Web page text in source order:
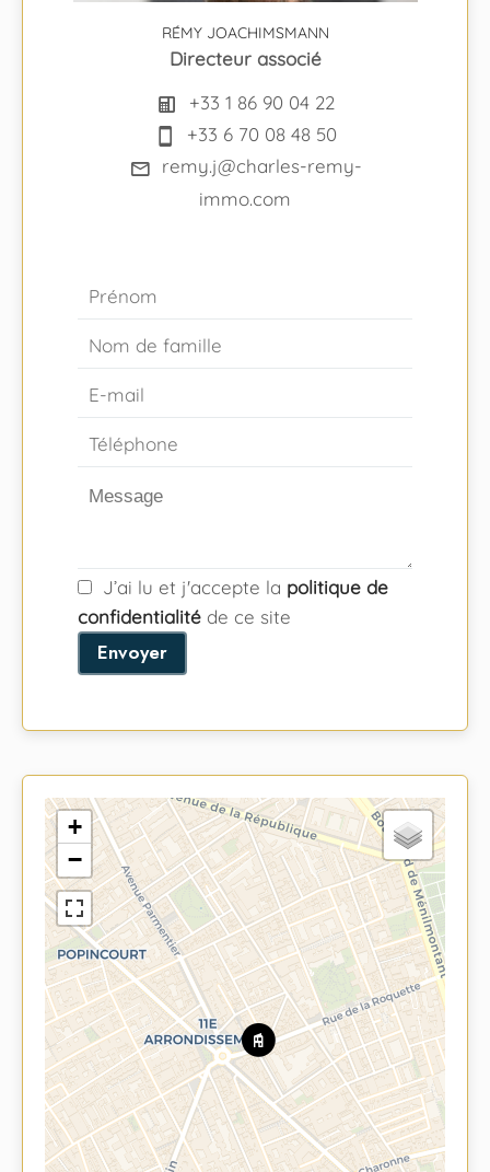
RÉMY JOACHIMSMANN
Directeur associé
+33 1 86 90 04 22
+33 6 70 08 48 50
remy.j@charles-remy-
immo.com
J’ai lu et j'accepte la politique de
confidentialité de ce site
Envoyer
+
−